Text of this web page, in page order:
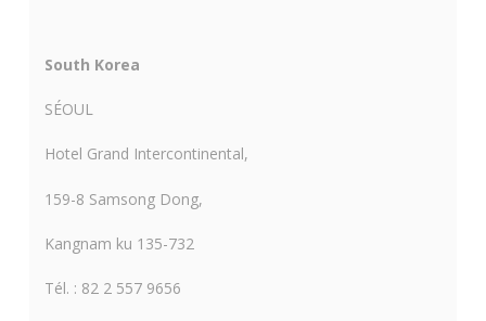
South Korea
SÉOUL
Hotel Grand Intercontinental,
159-8 Samsong Dong,
Kangnam ku 135-732
Tél. : 82 2 557 9656